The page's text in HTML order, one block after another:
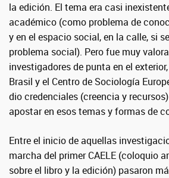
la edición. El tema era casi
académico (como problema de
y en el espacio social, en la calle, si
problema social). Pero fue muy
investigadores de punta en el
Brasil y el Centro de Sociología
dio credenciales (creencia y
apostar en esos temas y formas de
Entre el inicio de aquellas
marcha del primer CAELE (coloquio
sobre el libro y la edición) pasaron